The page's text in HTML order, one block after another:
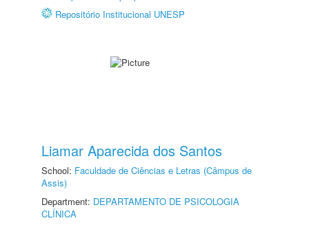
Repositório Institucional UNESP
Liamar Aparecida dos Santos
School: Faculdade de Ciências e Letras (Câmpus de
Assis)
Department: DEPARTAMENTO DE PSICOLOGIA
CLÍNICA